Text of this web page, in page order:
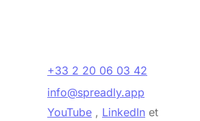
+33 2 20 06 03 42
info@spreadly.app
YouTube , LinkedIn et